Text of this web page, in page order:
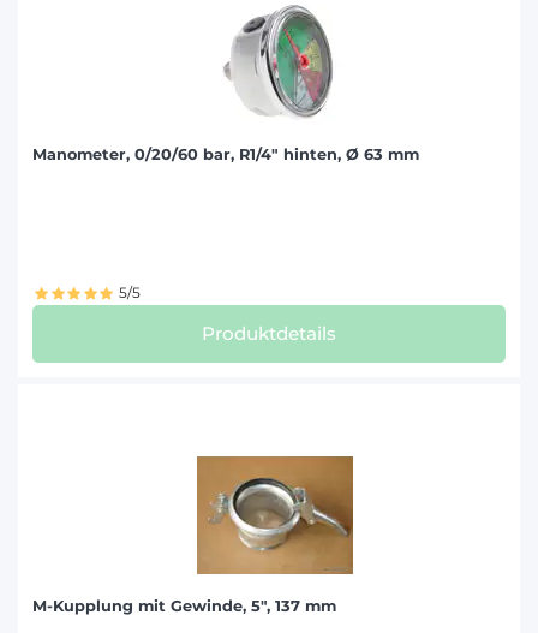
Manometer, 0/20/60 bar, R1/4" hinten, Ø 63 mm
5/5
Produktdetails
M-Kupplung mit Gewinde, 5", 137 mm